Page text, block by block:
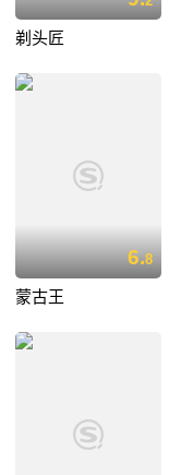
剃头匠
6.8
蒙古王